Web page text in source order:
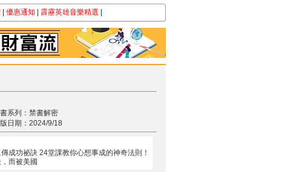
優惠通知 霹靂英雄音樂精選
系列：禁書解密
日期：2024/9/18
成功祕訣 24堂課教你心想事成的神奇法則！
而被美國